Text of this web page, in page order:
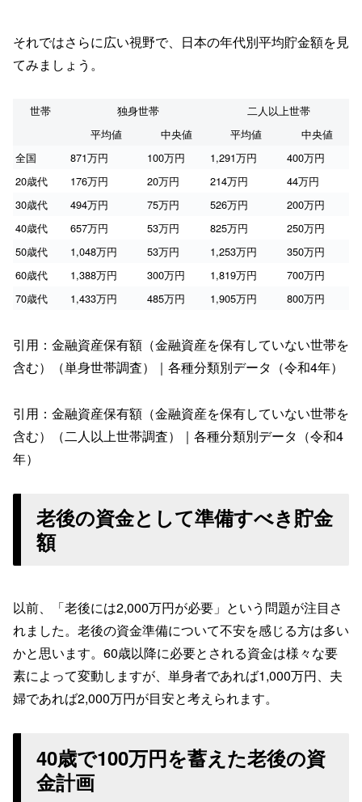
それではさらに広い視野で、日本の年代別平均貯金額を見
てみましょう。
世帯 独身世帯
二人以上世帯
平均値
中央値 平均値
中央値
全国
871万円 100万円 1,291万円
400万円
20歳代
176万円 20万円 214万円
44万円
30歳代
494万円 75万円 526万円
200万円
40歳代
657万円 53万円 825万円
250万円
50歳代
1,048万円 53万円 1,253万円
350万円
60歳代
1,388万円 300万円 1,819万円
700万円
70歳代
1,433万円 485万円 1,905万円 800万円
引用：金融資産保有額（金融資産を保有していない世帯を
含む）（単身世帯調査）｜各種分類別データ（令和4年）
引用：金融資産保有額（金融資産を保有していない世帯を
含む）（二人以上世帯調査）｜各種分類別データ（令和4
年）
老後の資金として準備すべき貯金
額
以前、「老後には2,000万円が必要」という問題が注目さ
れました。老後の資金準備について不安を感じる方は多い
かと思います。60歳以降に必要とされる資金は様々な要
素によって変動しますが、単身者であれば1,000万円、夫
婦であれば2,000万円が目安と考えられます。
40歳で100万円を蓄えた老後の資
金計画